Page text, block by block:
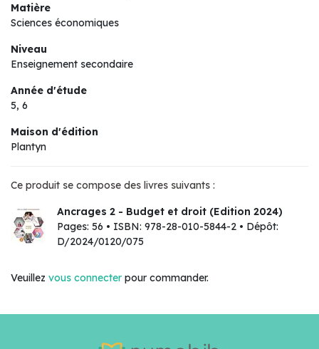
Matière
Sciences économiques
Niveau
Enseignement secondaire
Année d'étude
5, 6
Maison d'édition
Plantyn
Ce produit se compose des livres suivants :
Ancrages 2 - Budget et droit (Edition 2024)
Pages: 56 • ISBN: 978-28-010-5844-2 • Dépôt:
D/2024/0120/075
Veuillez vous connecter pour commander.